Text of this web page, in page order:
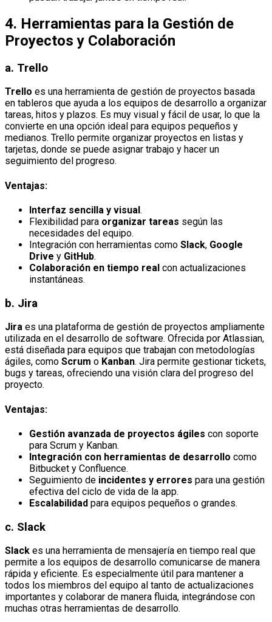
4. Herramientas para la Gestión de
Proyectos y Colaboración
a. Trello
Trello es una herramienta de gestión de proyectos basada
en tableros que ayuda a los equipos de desarrollo a organizar
tareas, hitos y plazos. Es muy visual y fácil de usar, lo que la
convierte en una opción ideal para equipos pequeños y
medianos. Trello permite organizar proyectos en listas y
tarjetas, donde se puede asignar trabajo y hacer un
seguimiento del progreso.
Ventajas:
Interfaz sencilla y visual.
Flexibilidad para organizar tareas según las
necesidades del equipo.
Integración con herramientas como Slack, Google
Drive y GitHub.
Colaboración en tiempo real con actualizaciones
instantáneas.
b. Jira
Jira es una plataforma de gestión de proyectos ampliamente
utilizada en el desarrollo de software. Ofrecida por Atlassian,
está diseñada para equipos que trabajan con metodologías
ágiles, como Scrum o Kanban. Jira permite gestionar tickets,
bugs y tareas, ofreciendo una visión clara del progreso del
proyecto.
Ventajas:
Gestión avanzada de proyectos ágiles con soporte
para Scrum y Kanban.
Integración con herramientas de desarrollo como
Bitbucket y Confluence.
Seguimiento de incidentes y errores para una gestión
efectiva del ciclo de vida de la app.
Escalabilidad para equipos pequeños o grandes.
c. Slack
Slack es una herramienta de mensajería en tiempo real que
permite a los equipos de desarrollo comunicarse de manera
rápida y eficiente. Es especialmente útil para mantener a
todos los miembros del equipo al tanto de actualizaciones
importantes y colaborar de manera fluida, integrándose con
muchas otras herramientas de desarrollo.